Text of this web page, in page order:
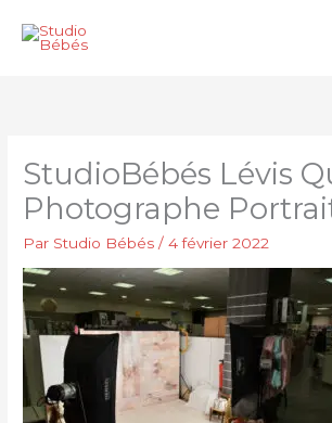
StudioBébés Lévis
Photographe
Par Studio Bébés/4 février 2022